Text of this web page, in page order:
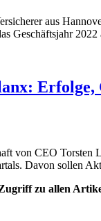
aus
Geschäftsjahr
Erfolge,
von CEO Torsten
Davon sollen
zu allen